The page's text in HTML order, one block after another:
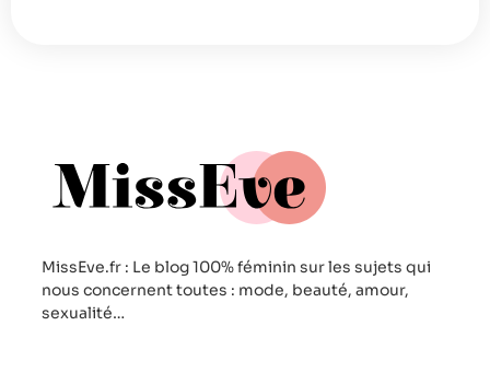
MissEve.fr : Le blog 100% féminin sur les sujets qui
nous concernent toutes : mode, beauté, amour,
sexualité…